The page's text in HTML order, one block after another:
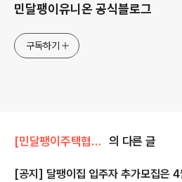
민달팽이유니온 공식블로그
구독하기
[민달팽이주택협동조합]/* 공지사항 의 다른 글
[공지] 달팽이집 입주자 추가모집은 4